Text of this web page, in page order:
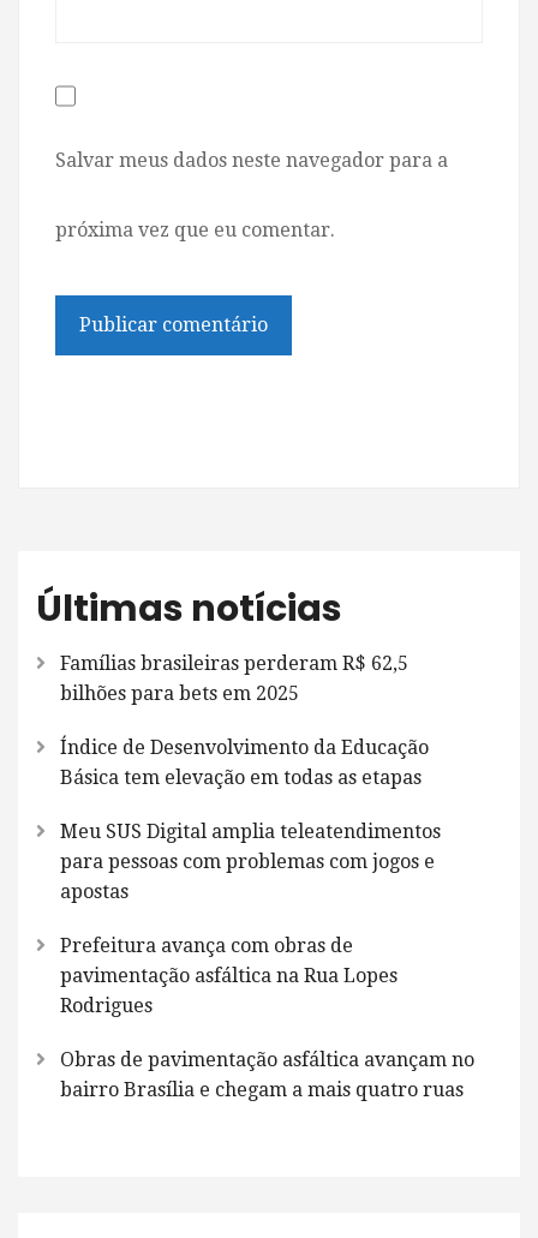
Salvar meus dados neste navegador para a
próxima vez que eu comentar.
Últimas notícias
Famílias brasileiras perderam R$ 62,5
bilhões para bets em 2025
Índice de Desenvolvimento da Educação
Básica tem elevação em todas as etapas
Meu SUS Digital amplia teleatendimentos
para pessoas com problemas com jogos e
apostas
Prefeitura avança com obras de
pavimentação asfáltica na Rua Lopes
Rodrigues
Obras de pavimentação asfáltica avançam no
bairro Brasília e chegam a mais quatro ruas